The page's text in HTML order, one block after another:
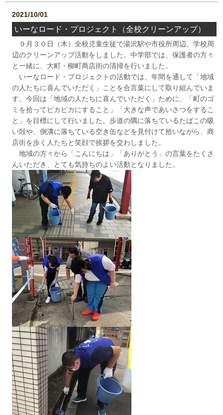
2021/10/01
いーなロード・プロジェクト（全校クリーンアップ）
９月３０日（木）全校児童生徒で湯沢駅や市役所周辺、学校周
辺のクリーンアップ活動をしました。中学部では、保護者の方々
と一緒に、大町・柳町商店街の清掃を行いました。
いーなロード・プロジェクトの活動では、年間を通して「地域
の人たちに喜んでいただく」ことを合言葉にして取り組んでいま
す。今回は「地域の人たちに喜んでいただく」ために、「町のゴ
ミを拾ってピカピカにすること」「大きな声であいさつをするこ
と」を目標にして行いました。歩道の隅に落ちているたばこの吸
い殻や、側溝に落ちている空き缶などを見付けて拾いながら、商
店街を歩く人たちと笑顔で挨拶を交わしました。
地域の方々から「こんにちは」「ありがとう」の言葉をたくさ
んいただき、とても気持ちのよい活動となりました。